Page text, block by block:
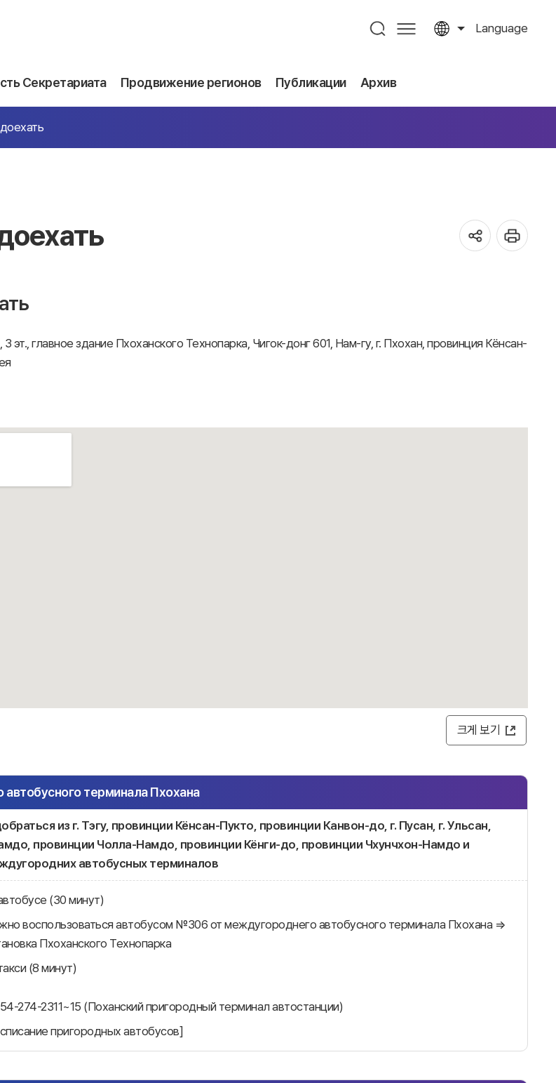
Language
Секретариата Продвижение регионов Публикации Архив
3 эт., главное здание Пхоханского Технопарка, Чигок-донг 601, Нам-гу, г. Пхохан, провинция Кёнсан-
크게 보기
терминала Пхохана
из г. Тэгу, провинции Кёнсан-Пукто, провинции Канвон-до, г. Пусан, г. Ульсан,
провинции Чолла-Намдо, провинции Кёнги-до, провинции Чхунчхон-Намдо и
автобусных терминалов
(30 минут)
воспользоваться автобусом №306 от междугороднего автобусного терминала Пхохана ⇒
Пхоханского Технопарка
(8 минут)
274-2311~15 (Поханский пригородный терминал автостанции)
пригородных автобусов]